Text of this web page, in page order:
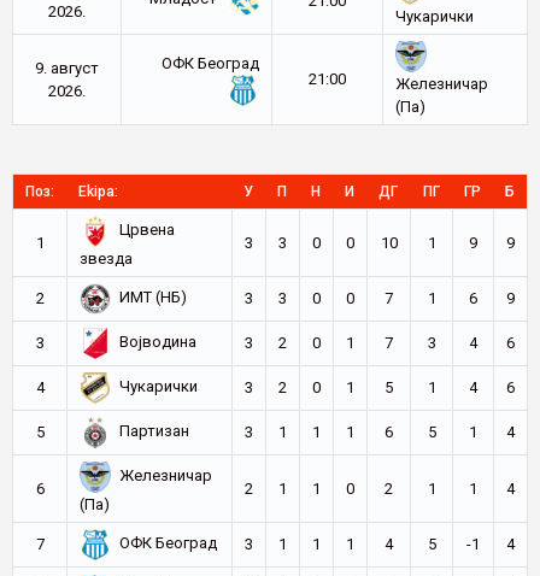
2026.
Чукарички
9. август
2026.
ОФК Београд
21:00
Железничар
(Па)
Поз: Ekipa: У П Н И ДГ ПГ ГР Б
1
Црвена
звезда
3 3 0 0 10 1 9 9
2 ИМТ (НБ) 3 3 0 0 7 1 6 9
3 Војводина 3 2 0 1 7 3 4 6
4 Чукарички 3 2 0 1 5 1 4 6
5 Партизан 3 1 1 1 6 5 1 4
6
Железничар
(Па)
2 1 1 0 2 1 1 4
7 ОФК Београд 3 1 1 1 4 5 -1 4